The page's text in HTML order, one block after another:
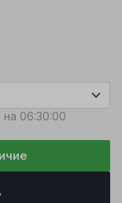
на 06:30:00